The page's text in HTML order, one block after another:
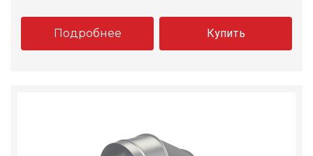
Подробнее Купить